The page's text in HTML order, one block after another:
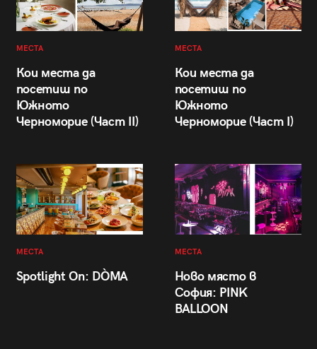
МЕСТА
Кои места да
посетиш по
Южното
Черноморие (Част II)
МЕСТА
Кои места да
посетиш по
Южното
Черноморие (Част I)
МЕСТА
Spotlight On: DÒMA
МЕСТА
Ново място в
София: PINK
BALLOON